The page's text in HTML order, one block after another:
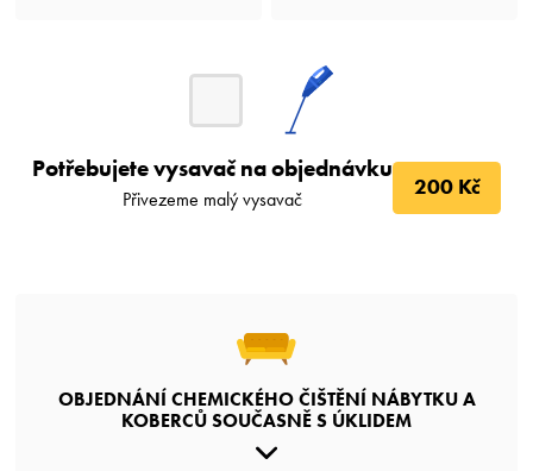
Potřebujete vysavač na objednávku
Přivezeme malý vysavač 200 Kč
OBJEDNÁNÍ CHEMICKÉHO ČIŠTĚNÍ NÁBYTKU A
KOBERCŮ SOUČASNĚ S ÚKLIDEM